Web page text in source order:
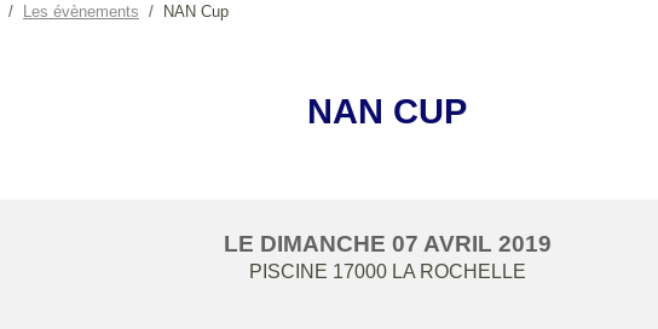
Les évènements NAN Cup
NAN CUP
LE DIMANCHE 07 AVRIL 2019
PISCINE 17000 LA ROCHELLE